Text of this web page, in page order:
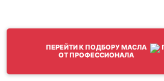
ПЕРЕЙТИ К ПОДБОРУ МАСЛА
ОТ ПРОФЕССИОНАЛА